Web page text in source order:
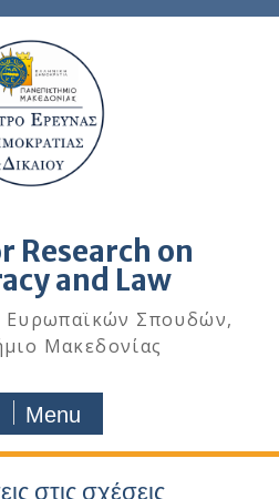
Research on
and Law
Ευρωπαϊκών Σπουδών,
Μακεδονίας
Menu
στις σχέσεις